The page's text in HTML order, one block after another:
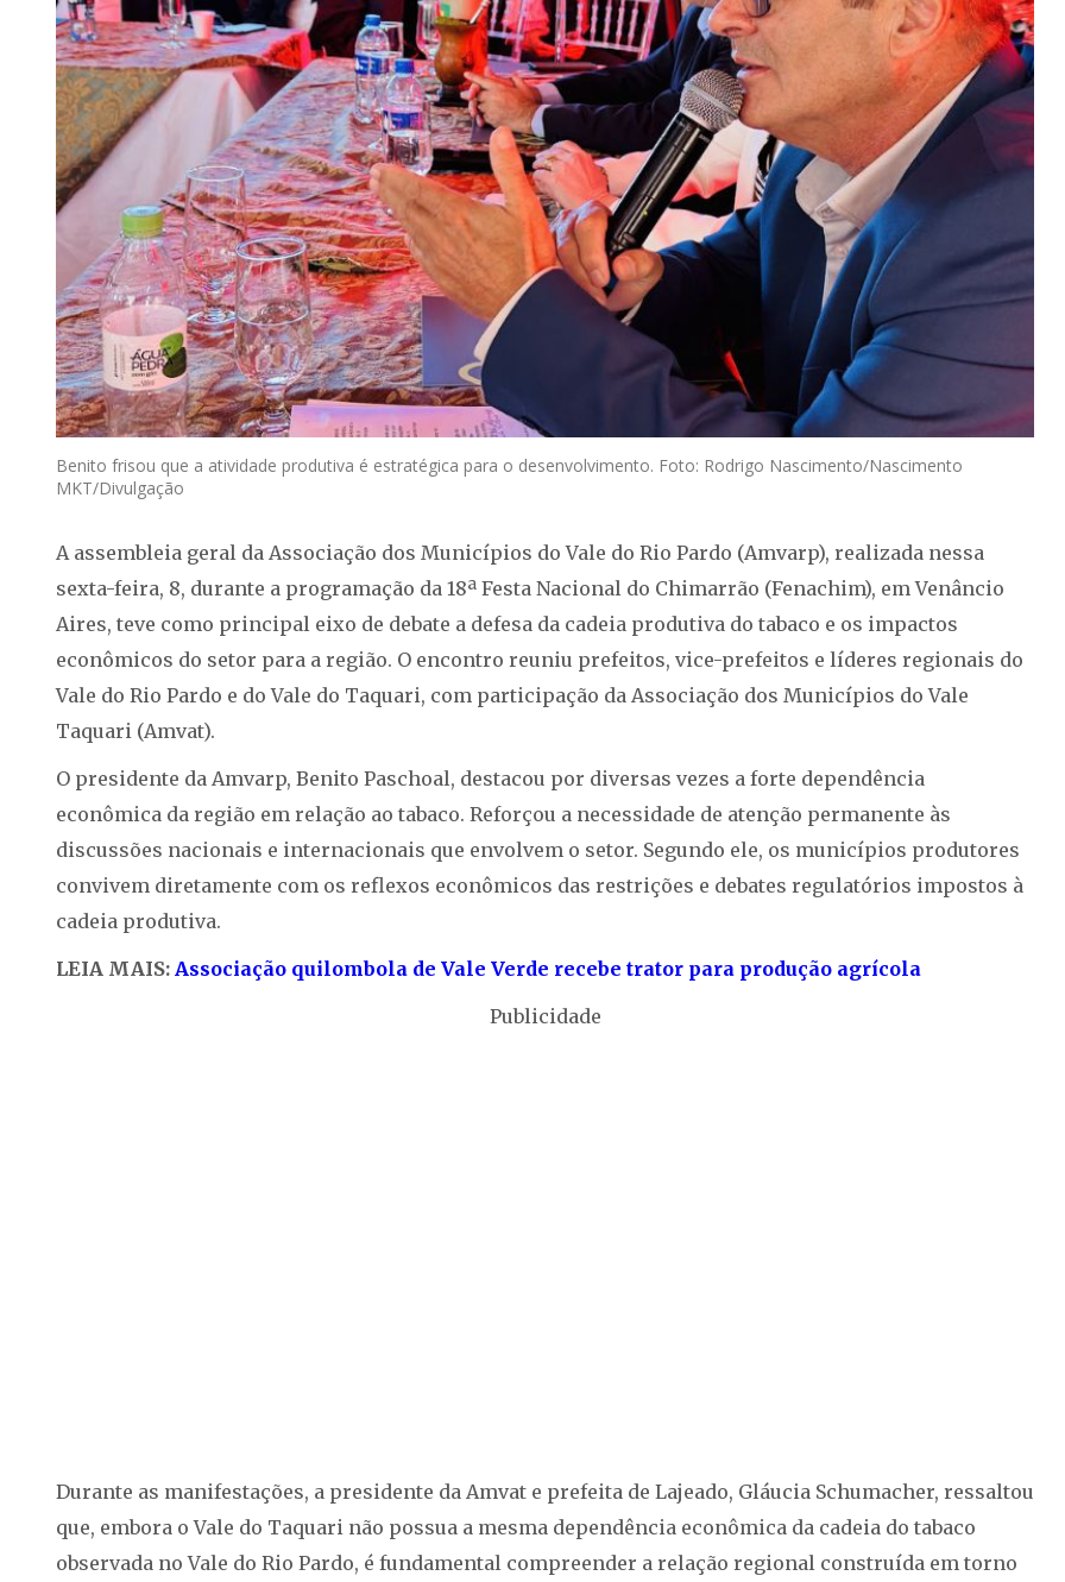
Benito frisou que a atividade produtiva é estratégica para o desenvolvimento. Foto: Rodrigo Nascimento/Nascimento
MKT/Divulgação
A assembleia geral da Associação dos Municípios do Vale do Rio Pardo (Amvarp), realizada nessa
sexta-feira, 8, durante a programação da 18ª Festa Nacional do Chimarrão (Fenachim), em Venâncio
Aires, teve como principal eixo de debate a defesa da cadeia produtiva do tabaco e os impactos
econômicos do setor para a região. O encontro reuniu prefeitos, vice-prefeitos e líderes regionais do
Vale do Rio Pardo e do Vale do Taquari, com participação da Associação dos Municípios do Vale
Taquari (Amvat).
O presidente da Amvarp, Benito Paschoal, destacou por diversas vezes a forte dependência
econômica da região em relação ao tabaco. Reforçou a necessidade de atenção permanente às
discussões nacionais e internacionais que envolvem o setor. Segundo ele, os municípios produtores
convivem diretamente com os reflexos econômicos das restrições e debates regulatórios impostos à
cadeia produtiva.
LEIA MAIS: Associação quilombola de Vale Verde recebe trator para produção agrícola
Publicidade
Durante as manifestações, a presidente da Amvat e prefeita de Lajeado, Gláucia Schumacher, ressaltou
que, embora o Vale do Taquari não possua a mesma dependência econômica da cadeia do tabaco
observada no Vale do Rio Pardo, é fundamental compreender a relação regional construída em torno